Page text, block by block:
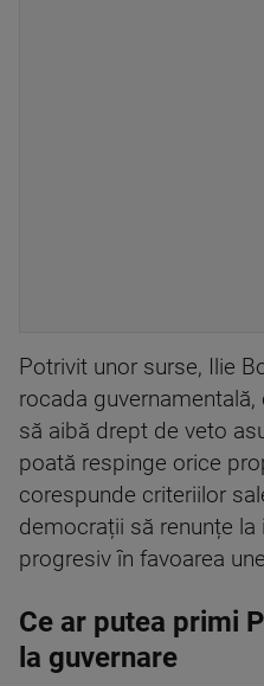
Potrivit unor surse, Ilie
rocada
să aibă drept de veto
poată respinge orice
corespunde criteriilor
democrații să renunțe
progresiv în favoarea
Ce ar putea primi
la guvernare